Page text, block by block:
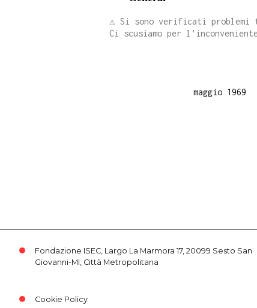
⚠️ Si sono verificati problemi
Ci scusiamo per
maggio 1969
Fondazione ISEC, Largo La Marmora 17, 20099 Sesto San
Giovanni-MI, Città Metropolitana
Cookie Policy